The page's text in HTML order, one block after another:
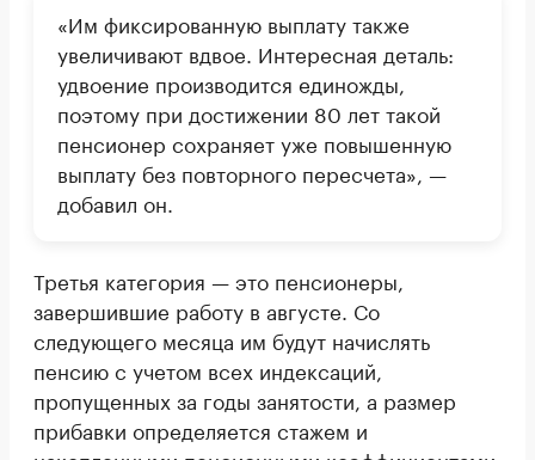
«Им фиксированную выплату также
увеличивают вдвое. Интересная деталь:
удвоение производится единожды,
поэтому при достижении 80 лет такой
пенсионер сохраняет уже повышенную
выплату без повторного пересчета», —
добавил он.
Третья категория — это пенсионеры,
завершившие работу в августе. Со
следующего месяца им будут начислять
пенсию с учетом всех индексаций,
пропущенных за годы занятости, а размер
прибавки определяется стажем и